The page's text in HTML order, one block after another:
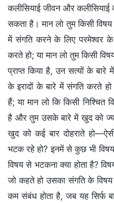
कलीसियाई जीवन और कलीसियाई
सकता है। मान लो तुम किसी
में संगति करने के लिए परमेश्वर
करते हो; या मान लो तुम किसी
प्राप्त किया है, उन सत्यों के
के इरादों के बारे में संगति करते
हैं; या मान लो कि किसी निश्चित
है और तुम उसके बारे में खुद को
खुद को कई बार दोहराते
भटक रहे हो? इनमें से कुछ भी
विषय से भटकना क्या होता है?
जो कहते हो उसका संगति के
कम संबंध होता है, जब यह सिर्फ